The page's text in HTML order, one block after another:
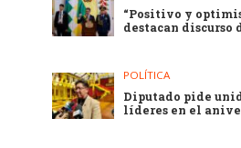
“Positivo y
destacan discurso
POLÍTICA
Diputado pide
líderes en el